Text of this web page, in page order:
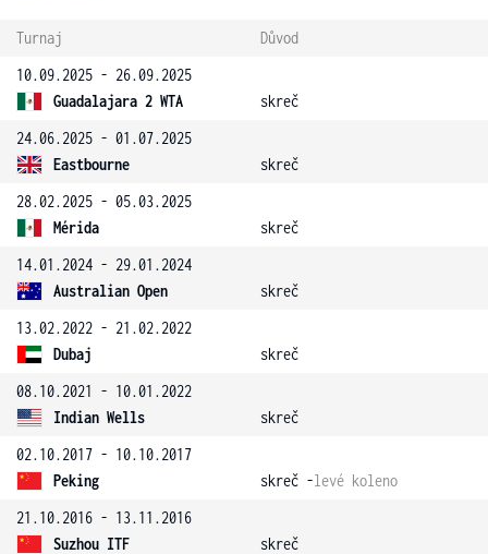
Turnaj
Důvod
10.09.2025 - 26.09.2025
Guadalajara 2 WTA
skreč
24.06.2025 - 01.07.2025
Eastbourne
skreč
28.02.2025 - 05.03.2025
Mérida
skreč
14.01.2024 - 29.01.2024
Australian Open
skreč
13.02.2022 - 21.02.2022
Dubaj
skreč
08.10.2021 - 10.01.2022
Indian Wells
skreč
02.10.2017 - 10.10.2017
Peking
skreč -levé koleno
21.10.2016 - 13.11.2016
Suzhou ITF
skreč